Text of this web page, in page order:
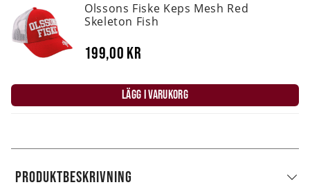
Olssons Fiske Keps Mesh Red
Skeleton Fish
199,00 kr
LÄGG I VARUKORG
PRODUKTBESKRIVNING